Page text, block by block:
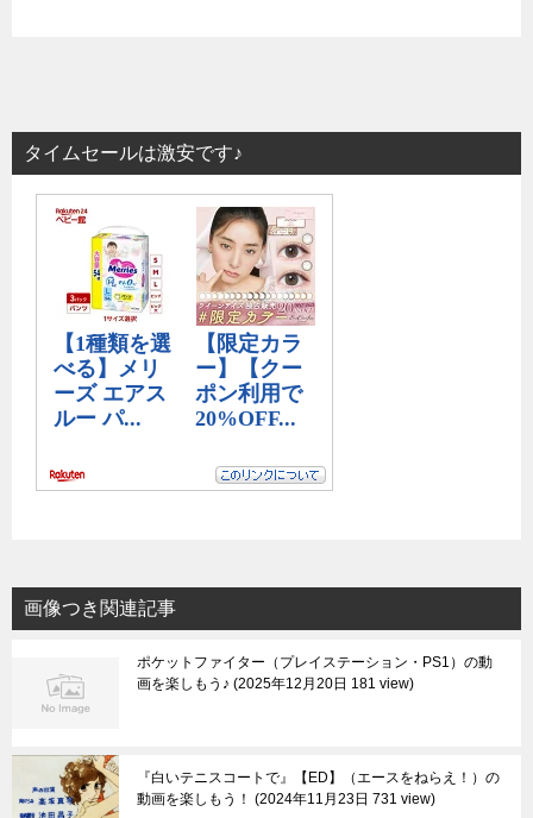
タイムセールは激安です♪
画像つき関連記事
ポケットファイター（プレイステーション・PS1）の動
画を楽しもう♪ 2025年12月20日 181 view
『白いテニスコートで』【ED】（エースをねらえ！）の
動画を楽しもう！
2024年11月23日 731 view